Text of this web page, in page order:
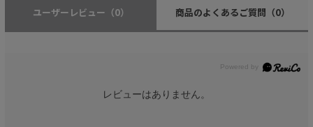
ユーザーレビュー （0） 商品のよくあるご質問 （0）
レビューはありません。